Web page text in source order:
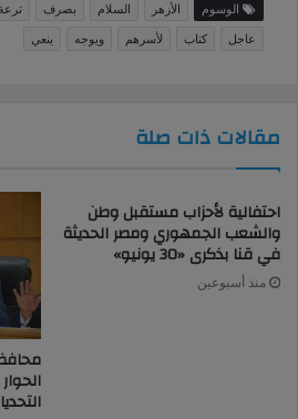
الوسوم الأزهر السلام بصرف ترعة
عاجل
كتاب لأسرهم ويوجه ينعي
مقالات ذات صلة
احتفالية لأحزاب مستقبل وطن
والشعب الجمهوري ومصر الحديثة
في قنا بذكرى «30 يونيو»
منذ أسبوعين